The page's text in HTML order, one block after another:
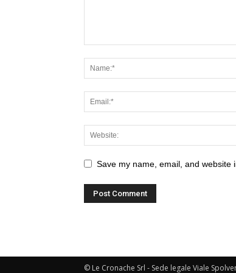
Save my name, email, and website
© Le Cronache Srl - Sede legale Viale